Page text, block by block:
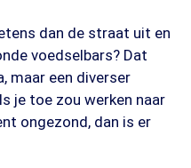
dan de straat uit en
voedselbars? Dat
maar een diverser
je toe zou werken naar
ongezond, dan is er